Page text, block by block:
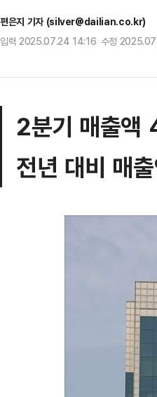
편은지 기자 (silver@dailian.co.kr)
입력 2025.07.24 14:16 수정
2분기 매출
전년 대비 매